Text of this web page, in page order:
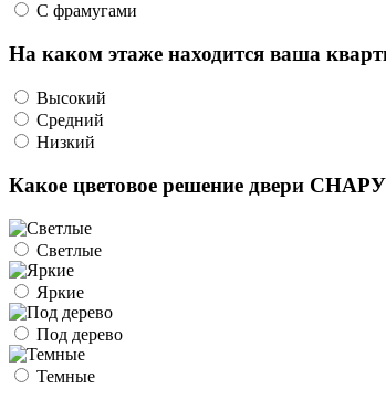
С фрамугами
На каком этаже находится ваша
Высокий
Средний
Низкий
Какое цветовое решение двери
Светлые
Яркие
Под дерево
Темные